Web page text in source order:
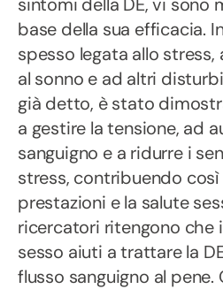
base della sua efficacia.
spesso legata allo
al sonno e ad altri
già detto, è stato
a gestire la tensione, ad
sanguigno e a ridurre i
stress, contribuendo così
prestazioni e la salute
ricercatori ritengono che
sesso aiuti a trattare la
flusso sanguigno al pene.